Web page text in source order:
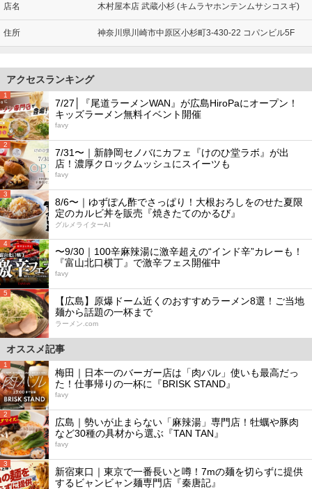
店名 木村屋本店 武蔵小杉 (キムラヤホンテンムサシコスギ)
住所 神奈川県川崎市中原区小杉町3-430-22 コパンビル5F
アクセスランキング
1
7/27│『尾道ラーメンWAN』が広島HiroPaにオープン！
キッズラーメン無料イベント開催
favy
2
7/31〜｜新静岡セノバにカフェ『けのひ堂ラボ』が出
店！濃厚クロックムッシュにスイーツも
favy
3
8/6〜｜ゆずぽん酢でさっぱり！大根おろしをのせた夏限
定のカルビ丼を販売『焼きたてのかるび』
グルメライターAI
4
〜9/30｜100辛麻辣湯に激辛超えの“インド辛”カレーも！
『富山北口横丁』で激辛フェス開催中
favy
5
【広島】原爆ドーム近くのおすすめラーメン8選！ご当地
麺から話題の一杯まで
ラーメン.com
オススメ記事
1
梅田｜日本一のバーガー店は「肉バル」使いも最高だっ
た！仕事帰りの一杯に『BRISK STAND』
favy
2
広島｜勢いが止まらない「麻辣湯」専門店！牡蠣や豚肉
など30種の具材から選ぶ『TAN TAN』
favy
3
新宿東口｜東京で一番長いと噂！7mの麺を切らずに提供
するビャンビャン麺専門店『秦唐記』